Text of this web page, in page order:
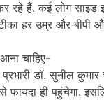
रहे हैं. कई लोग
हर उम्र और
चाहिए-
डॉ. सुनील
फायदा ही पहुंचेगा.